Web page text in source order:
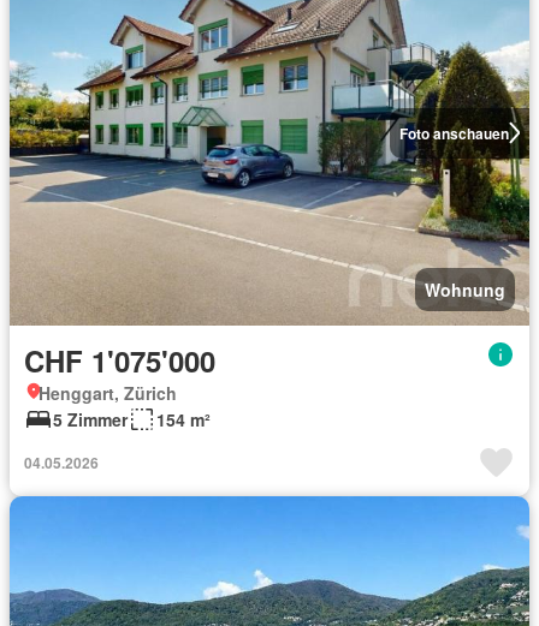
Foto anschauen
Wohnung
CHF 1'075'000
Henggart, Zürich
5 Zimmer
154 m²
04.05.2026